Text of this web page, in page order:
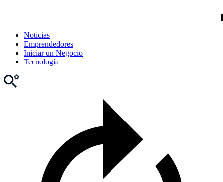
Noticias
Emprendedores
Iniciar un Negocio
Tecnología